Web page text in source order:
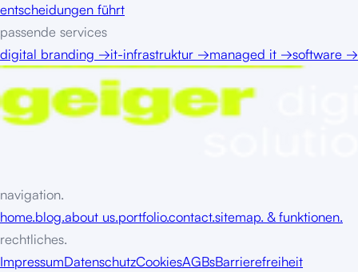
entscheidungen führt
passende services
digital branding →it-infrastruktur →managed it →software →
navigation.
home.blog.about us.portfolio.contact.sitemap. & funktionen.
rechtliches.
ImpressumDatenschutzCookiesAGBsBarrierefreiheit